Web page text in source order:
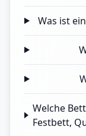
Was ist
Welche
Festbett,